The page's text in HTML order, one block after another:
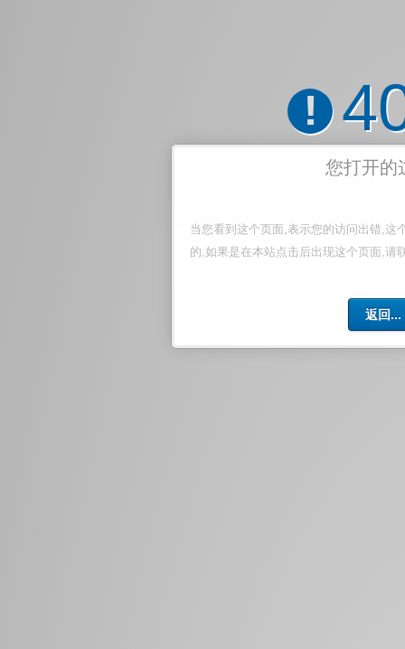
!
您打开的
当您看到这个页面,表示您的访问出错,这
的,如果是在本站点击后出现这个页面,请
返回...